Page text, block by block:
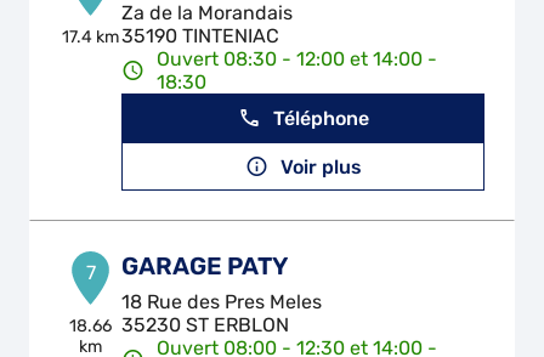
17.4 km
Za de la Morandais
35190 TINTENIAC
Ouvert 08:30 - 12:00 et 14:00 -
18:30
Téléphone
Voir plus
7
18.66
km
GARAGE PATY
18 Rue des Pres Meles
35230 ST ERBLON
Ouvert 08:00 - 12:30 et 14:00 -